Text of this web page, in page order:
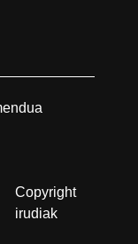
Copyright
irudiak